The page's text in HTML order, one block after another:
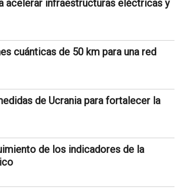
acelerar infraestructuras eléctricas y
cuánticas de 50 km para una red
de Ucrania para fortalecer la
de los indicadores de la